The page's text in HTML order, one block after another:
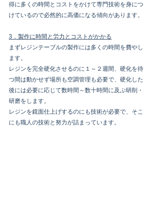
得に多くの時間とコストをかけて専門技術を身につ
けているので必然的に高価になる傾向があります。
3．製作に時間と労力とコストがかかる
まずレジンテーブルの製作には多くの時間を費やし
ます。
レジンを完全硬化させるのに１～２週間、硬化を待
つ間は動かせず場所も空調管理も必要で、硬化した
後には必要に応じて数時間～数十時間に及ぶ研削・
研磨をします。
レジンを鏡面仕上げするのにも技術が必要で、そこ
にも職人の技術と努力が詰まっています。